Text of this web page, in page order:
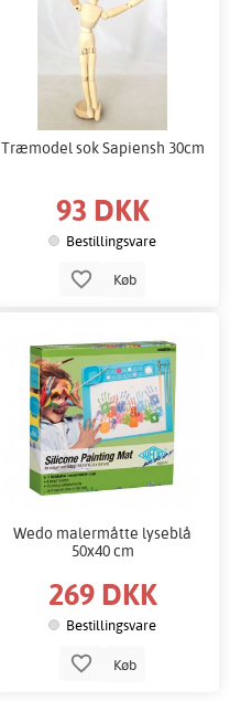
Træmodel sok Sapiensh 30cm
93 DKK
Bestillingsvare
Køb
Wedo malermåtte lyseblå
50x40 cm
269 DKK
Bestillingsvare
Køb